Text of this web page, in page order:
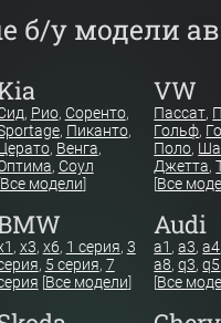
б/у модели
, Рио, Соренто,
, Пиканто,
, Венга,
, Соул
Все модели]
VW
Пассат,
Гольф,
Поло,
Джетта,
[Все
, x3, x6, 1 серия, 3
, 5 серия, 7
[Все модели]
Audi
a1 ,a3,a4
a8,q3,q5
[Все